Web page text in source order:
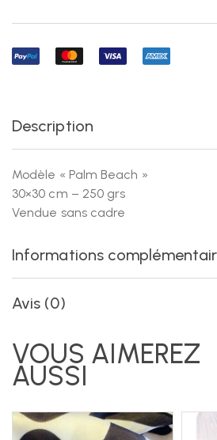
Description
Modèle « Palm Beach »
30×30 cm – 250 grs
Vendue sans cadre
Informations
Avis (0)